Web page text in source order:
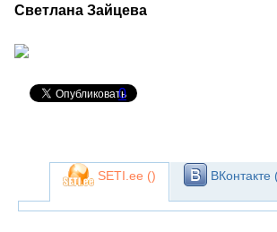
Светлана Зайцева
0
SETI.ee () ВКонтакте